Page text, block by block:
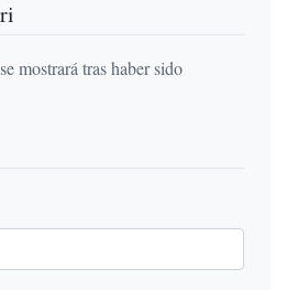
mostrará tras haber sido